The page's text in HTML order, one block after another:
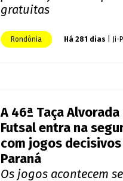
gratuitas
Rondônia Há 281 dias | Ji-
A 46ª Taça Alvorada
Futsal entra na
com jogos decisivos
Paraná
Os jogos acontecem